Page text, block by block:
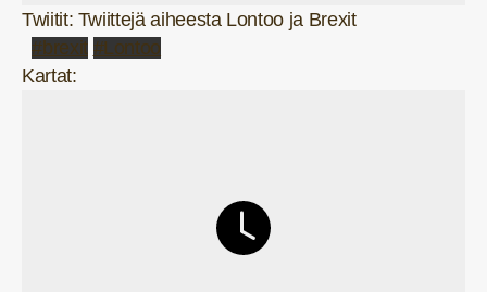
Twiitit: Twiittejä aiheesta Lontoo ja Brexit
#brexit #Lontoo
Kartat: